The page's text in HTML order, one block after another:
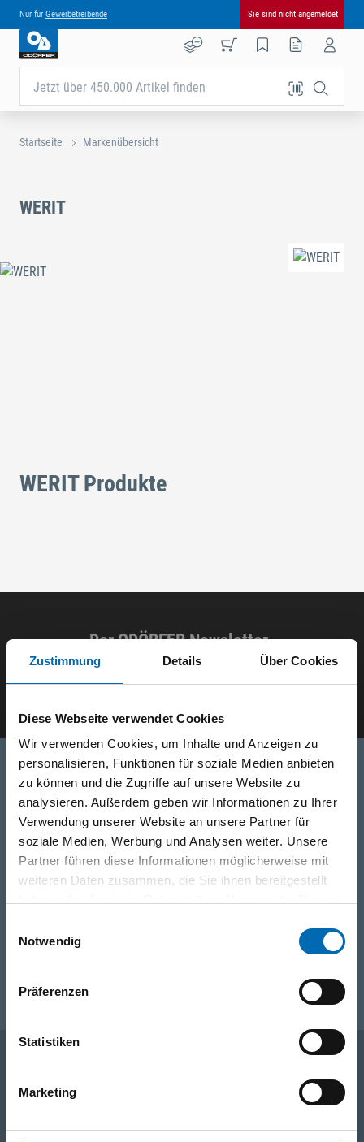
Zustimmung Details Über Cookies
Diese Webseite verwendet Cookies
Wir verwenden Cookies, um Inhalte und Anzeigen zu
personalisieren, Funktionen für soziale Medien anbieten
zu können und die Zugriffe auf unsere Website zu
analysieren. Außerdem geben wir Informationen zu Ihrer
Verwendung unserer Website an unsere Partner für
soziale Medien, Werbung und Analysen weiter. Unsere
Partner führen diese Informationen möglicherweise mit
weiteren Daten zusammen, die Sie ihnen bereitgestellt
Notwendig
Präferenzen
Statistiken
Marketing
Nur für Gewerbetreibende Sie sind nicht angemeldet
Jetzt über 450.000 Artikel finden
Startseite Markenübersicht
WERIT
WERIT Produkte
Der ODÖRFER Newsletter
E-Mail eingeben
Telefon
0316/2771-0 (Mo - Do: 07:30 - 17:00 Uhr Fr: 07:30 - 13:00 Uhr)
WhatsApp